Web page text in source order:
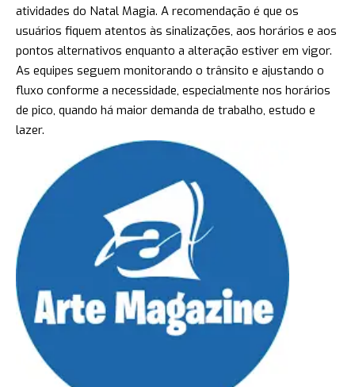
atividades do Natal Magia. A recomendação é que os
usuários fiquem atentos às sinalizações, aos horários e aos
pontos alternativos enquanto a alteração estiver em vigor.
As equipes seguem monitorando o trânsito e ajustando o
fluxo conforme a necessidade, especialmente nos horários
de pico, quando há maior demanda de trabalho, estudo e
lazer.